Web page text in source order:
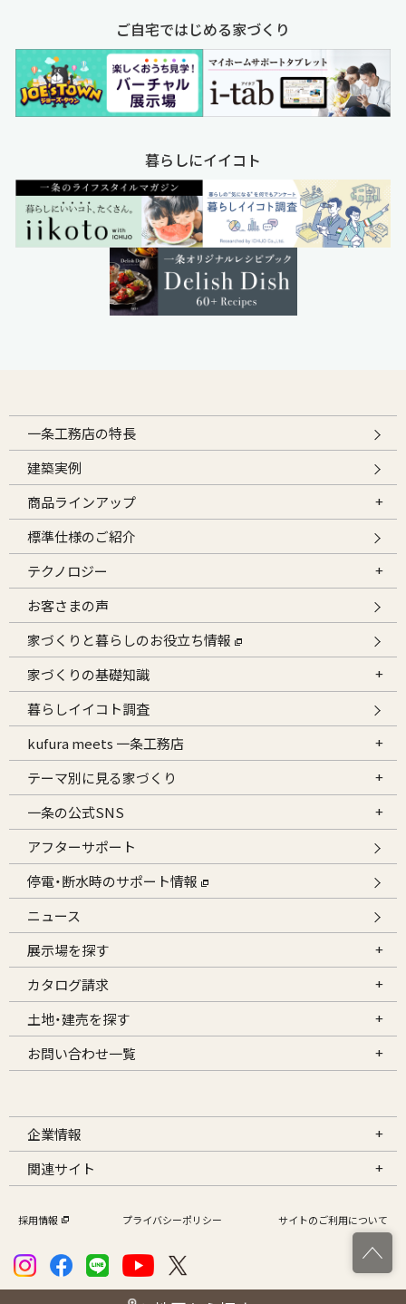
ご自宅ではじめる家づくり
暮らしにイイコト
一条工務店の特長
建築実例
商品ラインアップ
標準仕様のご紹介
テクノロジー
お客さまの声
家づくりと暮らしのお役立ち情報
家づくりの基礎知識
暮らしイイコト調査
kufura meets 一条工務店
テーマ別に見る家づくり
一条の公式SNS
アフターサポート
停電・断水時のサポート情報
ニュース
展示場を探す
カタログ請求
土地・建売を探す
お問い合わせ一覧
企業情報
関連サイト
採用情報 プライバシーポリシー サイトのご利用について